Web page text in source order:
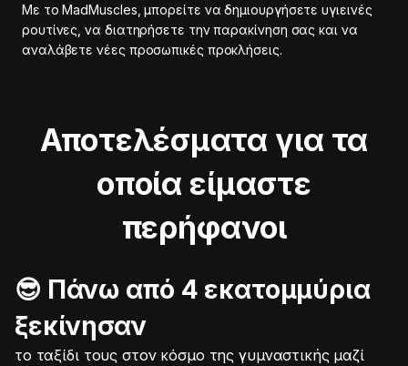
Με το MadMuscles, μπορείτε να δημιουργήσετε υγιεινές
ρουτίνες, να διατηρήσετε την παρακίνηση σας και να
αναλάβετε νέες προσωπικές προκλήσεις.
Αποτελέσματα για τα
οποία είμαστε
περήφανοι
😎 Πάνω από 4 εκατομμύρια
ξεκίνησαν
το ταξίδι τους στον κόσμο της γυμναστικής μαζί